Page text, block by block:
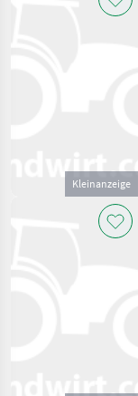
Kleinanzeige